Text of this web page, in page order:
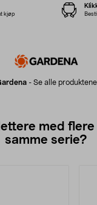
- Se alle produktene
kjøp
med
samme serie?